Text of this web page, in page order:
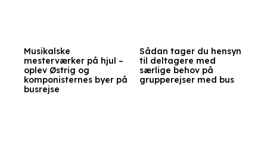
Musikalske
mesterværker på hjul –
oplev Østrig og
komponisternes byer på
busrejse
Sådan tager du hensyn
til deltagere med
særlige behov på
grupperejser med bus